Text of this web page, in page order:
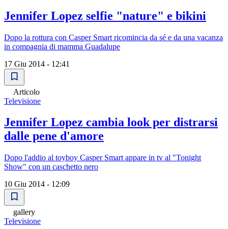
Jennifer Lopez selfie "nature" e bikini
Dopo la rottura con Casper Smart ricomincia da sé e da una vacanza
in compagnia di mamma Guadalupe
17 Giu 2014 - 12:41
Articolo
Televisione
Jennifer Lopez cambia look per distrarsi
dalle pene d'amore
Dopo l'addio al toyboy Casper Smart appare in tv al "Tonight
Show" con un caschetto nero
10 Giu 2014 - 12:09
gallery
Televisione